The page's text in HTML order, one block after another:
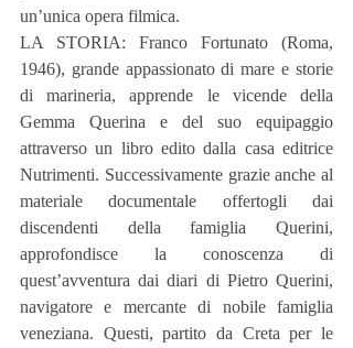
un’unica opera filmica.
LA STORIA: Franco Fortunato (Roma,
1946), grande appassionato di mare e storie
di marineria, apprende le vicende della
Gemma Querina e del suo equipaggio
attraverso un libro edito dalla casa editrice
Nutrimenti. Successivamente grazie anche al
materiale documentale offertogli dai
discendenti della famiglia Querini,
approfondisce la conoscenza di
quest’avventura dai diari di Pietro Querini,
navigatore e mercante di nobile famiglia
veneziana. Questi, partito da Creta per le